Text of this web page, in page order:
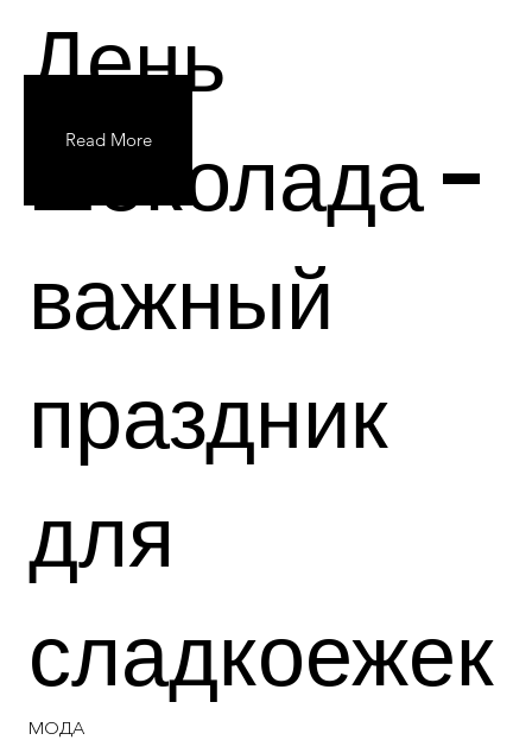
День
шоколада -
важный
праздник
для
сладкоежек
Read More
МОДА